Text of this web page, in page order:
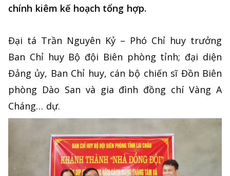
chính kiêm kế hoạch tổng hợp.
Đại tá Trần Nguyên Kỷ – Phó Chỉ huy trưởng
Ban Chỉ huy Bộ đội Biên phòng tỉnh; đại diện
Đảng ủy, Ban Chỉ huy, cán bộ chiến sĩ Đồn Biên
phòng Dào San và gia đình đồng chí Vàng A
Cháng… dự.